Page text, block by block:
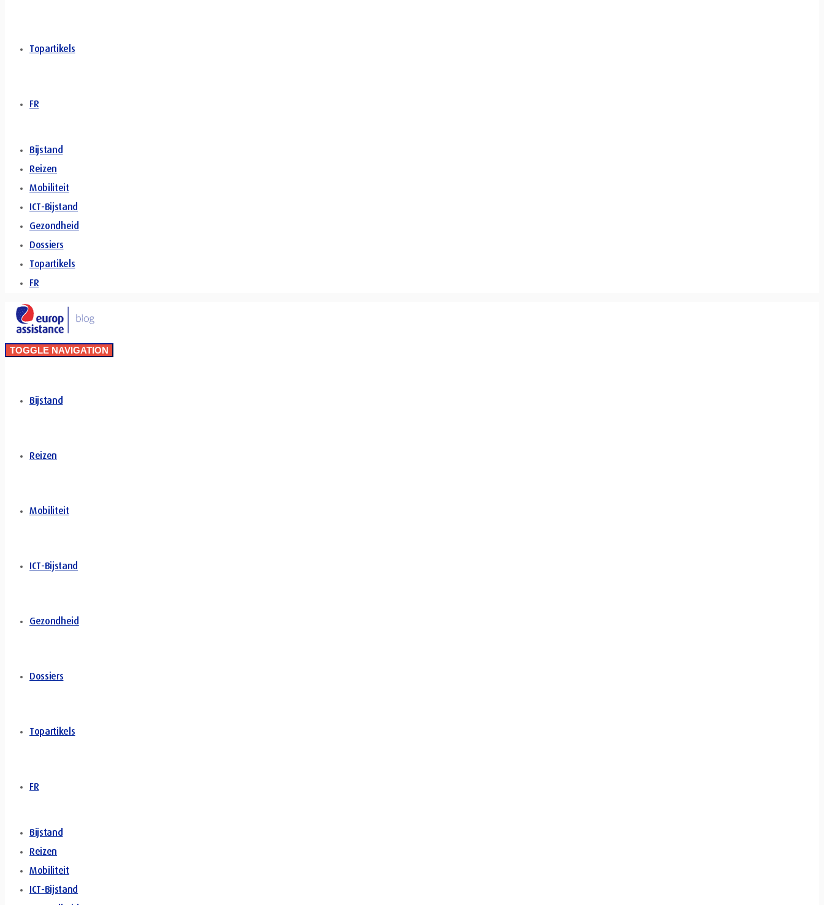
Topartikels
FR
Bijstand
Reizen
Mobiliteit
ICT-Bijstand
Gezondheid
Dossiers
Topartikels
FR
TOGGLE NAVIGATION
Bijstand
Reizen
Mobiliteit
ICT-Bijstand
Gezondheid
Dossiers
Topartikels
FR
Bijstand
Reizen
Mobiliteit
ICT-Bijstand